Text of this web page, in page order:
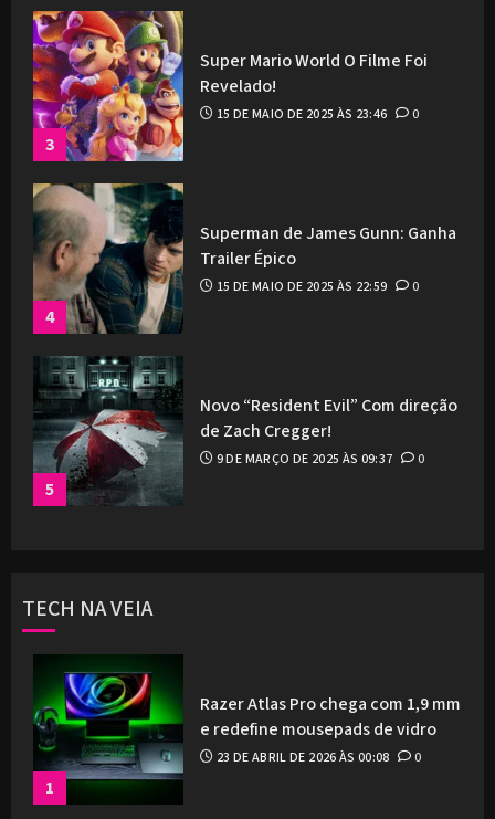
3
Super Mario World O Filme Foi
Revelado!
15 DE MAIO DE 2025 ÀS 23:46 0
4
Superman de James Gunn: Ganha
Trailer Épico
15 DE MAIO DE 2025 ÀS 22:59 0
5
Novo “Resident Evil” Com direção
de Zach Cregger!
9 DE MARÇO DE 2025 ÀS 09:37 0
TECH NA VEIA
1
Razer Atlas Pro chega com 1,9 mm
e redefine mousepads de vidro
23 DE ABRIL DE 2026 ÀS 00:08 0